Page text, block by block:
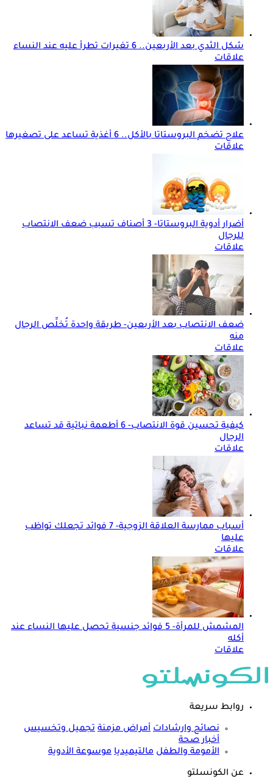
شكل الثدي بعد الأربعين.. 6 تغيرات تطرأ عليه عند النساء
علاقات
علاج تضخم البروستاتا بالأكل.. 6 أغذية تساعد على تصغيرها
علاقات
أضرار أدوية البروستاتا- 3 أصناف تسبب ضعف الانتصاب
للرجال
علاقات
ضعف الانتصاب بعد الأربعين- طريقة واحدة تُخلِّص الرجال
منه
علاقات
كيفية تحسين قوة الانتصاب- 6 أطعمة نباتية قد تساعد
الرجال
علاقات
أسباب ممارسة العلاقة الزوجية- 7 فوائد تجعلك تواظب
عليها
علاقات
المشمش للمرأة- 5 فوائد جنسية تحصل عليها النساء عند
أكله
علاقات
روابط سريعة
نصائح وارشادات أمراض مزمنة تجميل وتخسيس
أخبار صحة
الأمومة والطفل مالتيميديا موسوعة الأدوية
عن الكونسلتو